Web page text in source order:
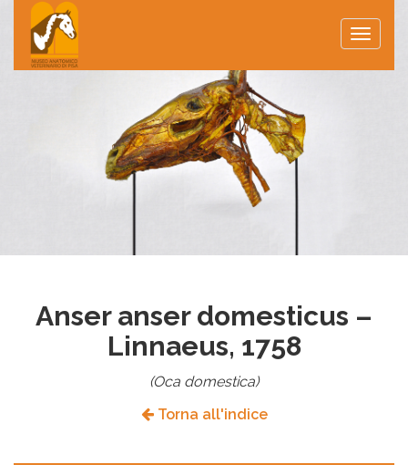
Toggle
Anser anser domesticus –
Linnaeus, 1758
(Oca domestica)
Torna all'indice